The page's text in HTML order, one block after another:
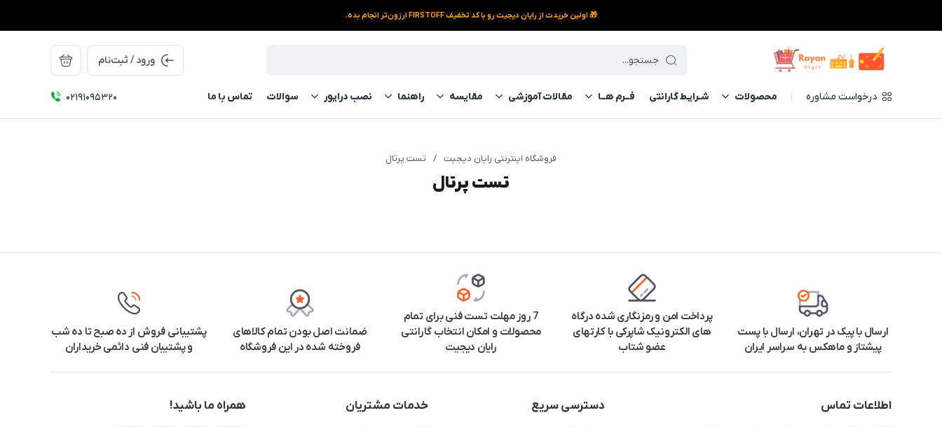
🎁 اولین خریدت از رایان دیجیت رو با کد تخفیف FIRSTOFF ارزون‌تر انجام بده.
ورود / ثبت‌نام
درخواست مشاوره محصولات شـرایـط گارانتی فــرم‌ هــا مقالات آموزشی مقایسه راهنما نصب درایور سوالات تماس با ما ۰۲۱91095320
فروشگاه اینترنتی رایان دیجیت / تست پرتال
تست پرتال
ارسال با پیک در تهران، ارسال با پست
پیشتاز و ماهکس به سراسر ایران
پرداخت امن و رمزنگاری شده درگاه
های الکترونیک شاپرکی با کارتهای
عضو شتاب
7 روز مهلت تست فنی برای تمام
محصولات و امکان انتخاب گارانتی
رایان دیجیت
ضمانت اصل بودن تمام کالاهای
فروخته شده در این فروشگاه
پشتیبانی فروش از ده صبح تا ده شب
و پشتیبان فنی دائمی خریداران
اطلاعات تماس دسترسی سریع خدمات مشتریان همراه ما باشید!